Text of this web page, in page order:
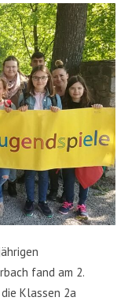
fand am 2.
Klassen 2a